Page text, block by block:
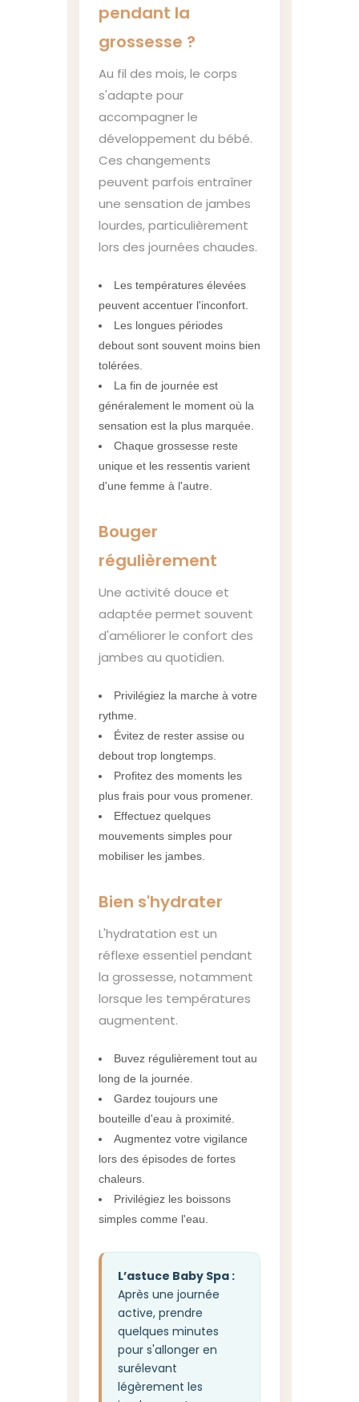
pendant la
grossesse ?
Au fil des mois, le corps
s'adapte pour
accompagner le
développement du bébé.
Ces changements
peuvent parfois entraîner
une sensation de jambes
lourdes, particulièrement
lors des journées chaudes.
Les températures élevées
peuvent accentuer l'inconfort.
Les longues périodes
debout sont souvent moins bien
tolérées.
La fin de journée est
généralement le moment où la
sensation est la plus marquée.
Chaque grossesse reste
unique et les ressentis varient
d'une femme à l'autre.
Bouger
régulièrement
Une activité douce et
adaptée permet souvent
d'améliorer le confort des
jambes au quotidien.
Privilégiez la marche à votre
rythme.
Évitez de rester assise ou
debout trop longtemps.
Profitez des moments les
plus frais pour vous promener.
Effectuez quelques
mouvements simples pour
mobiliser les jambes.
Bien s'hydrater
L'hydratation est un
réflexe essentiel pendant
la grossesse, notamment
lorsque les températures
augmentent.
Buvez régulièrement tout au
long de la journée.
Gardez toujours une
bouteille d'eau à proximité.
Augmentez votre vigilance
lors des épisodes de fortes
chaleurs.
Privilégiez les boissons
simples comme l'eau.
L’astuce Baby Spa :
Après une journée
active, prendre
quelques minutes
pour s'allonger en
surélevant
légèrement les